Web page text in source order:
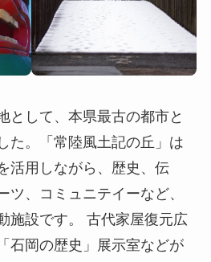
として、本県最古の都市と
た。「常陸風土記の丘」は
活用しながら、歴史、伝
ツ、コミュニテイーなど、
施設です。 古代家屋復元広
石岡の歴史」展示室などが